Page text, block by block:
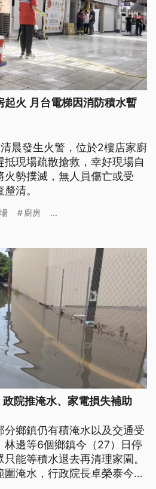
起火 月台電梯因消防積水暫
晨發生火警，位於2樓店家廚
抵現場疏散搶救，幸好現場自
勢撲滅，無人員傷亡或受
清。
廚房 ...
院推淹水、家電損失補助
分鄉鎮仍有積淹水以及交通受
林邊等6個鄉鎮今（27）日停
能等積水退去再清理家園。
淹水，行政院長卓榮泰今日